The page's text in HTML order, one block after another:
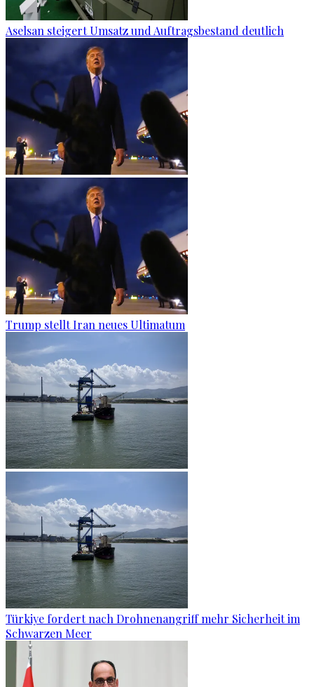
Aselsan steigert Umsatz und Auftragsbestand deutlich
Trump stellt Iran neues Ultimatum
Türkiye fordert nach Drohnenangriff mehr Sicherheit im
Schwarzen Meer